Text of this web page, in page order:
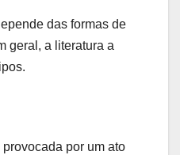
das formas de
geral, a literatura a
por um ato